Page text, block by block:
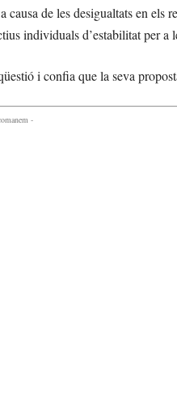
de les desigualtats en els
individuals d’estabilitat per a
i confia que la seva
-